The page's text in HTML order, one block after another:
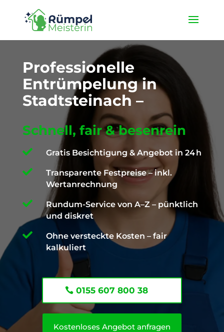
★ 4,9 / 5 ProvenExpert ✓ Deutschlandweit unterwegs ✉️
info@die-ruempelmeisterin.com
Professionelle
Entrümpelung in
Stadtsteinach –
Schnell, fair & besenrein
 Gratis Besichtigung & Angebot in 24 h

Transparente Festpreise – inkl.
Wertanrechnung

Rundum-Service von A–Z – pünktlich
und diskret

Ohne versteckte Kosten – fair
kalkuliert
0155 607 800 38
Kostenloses Angebot anfragen